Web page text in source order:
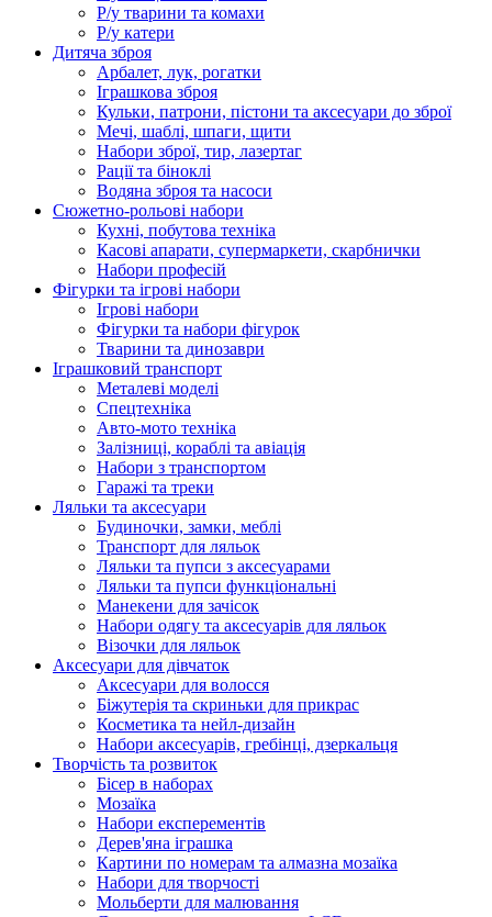
Р/у тварини та комахи
Р/у катери
Дитяча зброя
Арбалет, лук, рогатки
Іграшкова зброя
Кульки, патрони, пістони та аксесуари до зброї
Мечі, шаблі, шпаги, щити
Набори зброї, тир, лазертаг
Рації та біноклі
Водяна зброя та насоси
Сюжетно-рольові набори
Кухні, побутова техніка
Касові апарати, супермаркети, скарбнички
Набори професій
Фігурки та ігрові набори
Ігрові набори
Фігурки та набори фігурок
Тварини та динозаври
Іграшковий транспорт
Металеві моделі
Спецтехніка
Авто-мото техніка
Залізниці, кораблі та авіація
Набори з транспортом
Гаражі та треки
Ляльки та аксесуари
Будиночки, замки, меблі
Транспорт для ляльок
Ляльки та пупси з аксесуарами
Ляльки та пупси функціональні
Манекени для зачісок
Набори одягу та аксесуарів для ляльок
Візочки для ляльок
Аксесуари для дівчаток
Аксесуари для волосся
Біжутерія та скриньки для прикрас
Косметика та нейл-дизайн
Набори аксесуарів, гребінці, дзеркальця
Творчість та розвиток
Бісер в наборах
Мозаїка
Набори експерементів
Дерев'яна іграшка
Картини по номерам та алмазна мозаїка
Набори для творчості
Мольберти для малювання